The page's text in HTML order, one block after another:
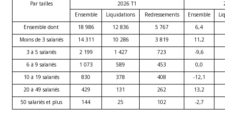
Par tailles 2026 T1
Ensemble
Liquidations Redressements Ensemble
Ensemble dont
18 986 12 836 5 767
6,4
Moins de 3 salariés
14 311 10 286 3 819
11,2
3 à 5 salariés
2 199 1 427 723
-9,6
6 à 9 salariés
1 073 589 453
0,0
10 à 19 salariés
830 378 408
-12,1
20 à 49 salariés
429 131 262
13,2
50 salariés et plus
144 25 102 -2,7